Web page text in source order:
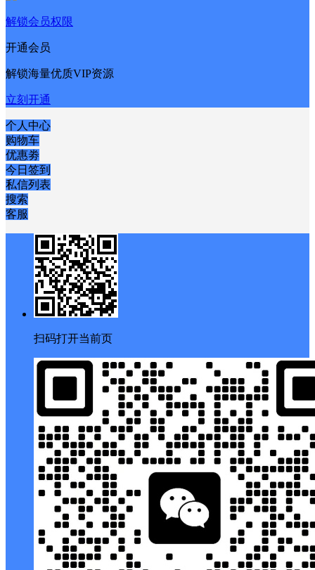
解锁会员权限
开通会员
解锁海量优质VIP资源
立刻开通
个人中心
购物车
优惠劵
今日签到
私信列表
搜索
客服
扫码打开当前页